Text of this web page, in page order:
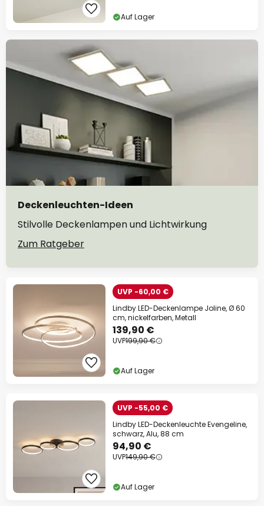
Auf Lager
Deckenleuchten-Ideen
Stilvolle Deckenlampen und Lichtwirkung
Zum Ratgeber
UVP -60,00 €
Lindby LED-Deckenlampe Joline, Ø 60
cm, nickelfarben, Metall
139,90 €
UVP199,90 €
Auf Lager
UVP -55,00 €
Lindby LED-Deckenleuchte Evengeline,
schwarz, Alu, 88 cm
94,90 €
UVP149,90 €
Auf Lager